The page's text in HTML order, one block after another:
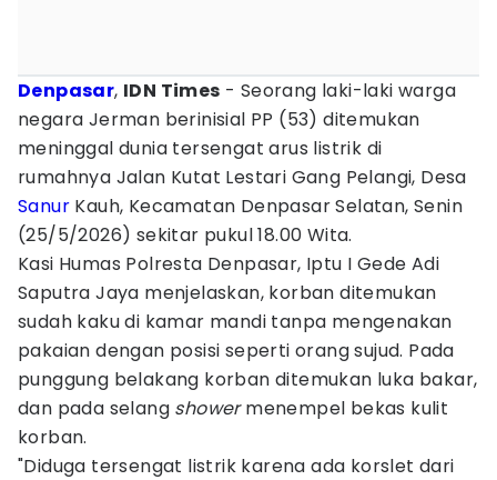
Denpasar, IDN Times - Seorang laki-laki warga
negara Jerman berinisial PP (53) ditemukan
meninggal dunia tersengat arus listrik di
rumahnya Jalan Kutat Lestari Gang Pelangi, Desa
Sanur Kauh, Kecamatan Denpasar Selatan, Senin
(25/5/2026) sekitar pukul 18.00 Wita.
Kasi Humas Polresta Denpasar, Iptu I Gede Adi
Saputra Jaya menjelaskan, korban ditemukan
sudah kaku di kamar mandi tanpa mengenakan
pakaian dengan posisi seperti orang sujud. Pada
punggung belakang korban ditemukan luka bakar,
dan pada selang showermenempel bekas kulit
korban.
"Diduga tersengat listrik karena ada korslet dari